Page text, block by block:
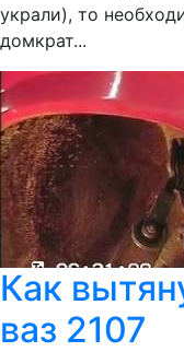
украли), то
домкрат...
Как
ваз 2107